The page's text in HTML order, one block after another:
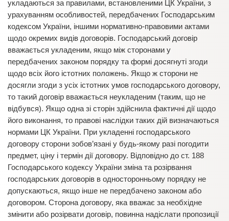
укладаються за правилами, встановленими ЦК України, з
урахуванням особливостей, передбачених Господарським
кодексом України, іншими нормативно-правовими актами
щодо окремих видів договорів. Господарський договір
вважається укладеним, якщо між сторонами у
передбачених законом порядку та формі досягнуті згоди
щодо всіх його істотних положень. Якщо ж сторони не
досягли згоди з усіх істотних умов господарського договору,
то такий договір вважається неукладеним (таким, що не
відбувся). Якщо одна зі сторін здійснила фактичні дії щодо
його виконання, то правові наслідки таких дій визначаються
нормами ЦК України. При укладенні господарського
договору сторони зобов’язані у будь-якому разі погодити
предмет, ціну і термін дії договору. Відповідно до ст. 188
Господарського кодексу України зміна та розірвання
господарських договорів в односторонньому порядку не
допускаються, якщо інше не передбачено законом або
договором. Сторона договору, яка вважає за необхідне
змінити або розірвати договір, повинна надіслати пропозиції